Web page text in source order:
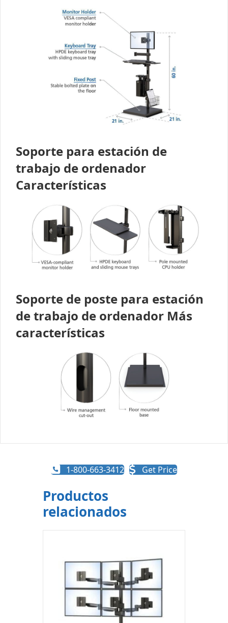
Soporte para estación de
trabajo de ordenador
Características
Soporte de poste para estación
de trabajo de ordenador Más
características
1-800-663-3412 Get Price
Productos
relacionados